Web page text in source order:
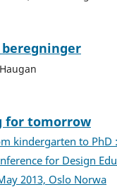
for tomorrow
kindergarten to PhD
for Design
2013, Oslo Norwa